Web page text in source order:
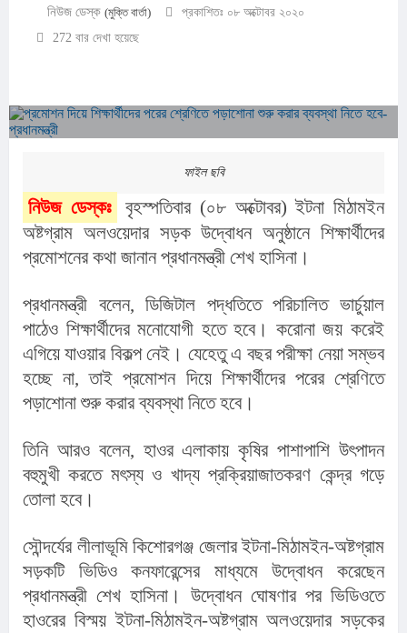
নিউজ ডেস্ক (মুক্তি বার্তা)
প্রকাশিতঃ ০৮ অক্টোবর ২০২০
272 বার দেখা হয়েছে
ফাইল ছবি
নিউজ ডেস্কঃ
বৃহস্পতিবার (০৮ অক্টোবর) ইটনা মিঠামইন
অষ্টগ্রাম অলওয়েদার সড়ক উদ্বোধন অনুষ্ঠানে শিক্ষার্থীদের
প্রমোশনের কথা জানান প্রধানমন্ত্রী শেখ হাসিনা।
প্রধানমন্ত্রী বলেন, ডিজিটাল পদ্ধতিতে পরিচালিত ভার্চুয়াল
পাঠেও শিক্ষার্থীদের মনোযোগী হতে হবে। করোনা জয় করেই
এগিয়ে যাওয়ার বিকল্প নেই। যেহেতু এ বছর পরীক্ষা নেয়া সম্ভব
হচ্ছে না, তাই প্রমোশন দিয়ে শিক্ষার্থীদের পরের শ্রেণিতে
পড়াশোনা শুরু করার ব্যবস্থা নিতে হবে।
তিনি আরও বলেন, হাওর এলাকায় কৃষির পাশাপাশি উৎপাদন
বহুমুখী করতে মৎস্য ও খাদ্য প্রক্রিয়াজাতকরণ কেন্দ্র গড়ে
তোলা হবে।
সৌন্দর্যের লীলাভূমি কিশোরগঞ্জ জেলার ইটনা-মিঠামইন-অষ্টগ্রাম
সড়কটি ভিডিও কনফারেন্সের মাধ্যমে উদ্বোধন করেছেন
প্রধানমন্ত্রী শেখ হাসিনা। উদ্বোধন ঘোষণার পর ভিডিওতে
হাওরের বিস্ময় ইটনা-মিঠামইন-অষ্টগ্রাম অলওয়েদার সড়কের